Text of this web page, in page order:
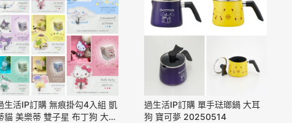
生活IP訂購 無痕掛勾4入組 凱
貓 美樂蒂 雙子星 布丁狗 大耳
過生活IP訂購 單手琺瑯鍋 大耳
狗 寶可夢 20250514